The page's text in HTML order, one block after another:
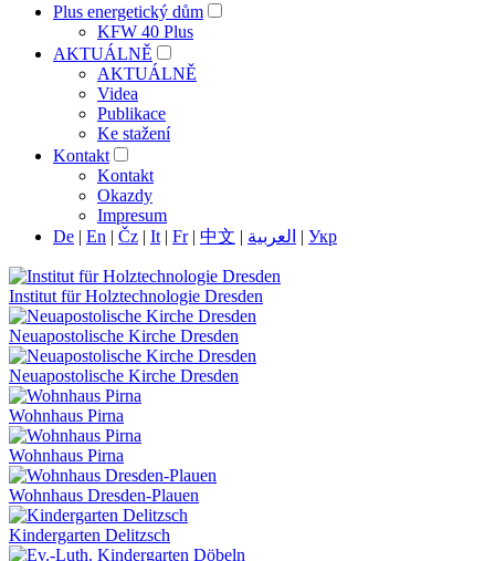
Plus energetický dům
KFW 40 Plus
AKTUÁLNĚ
AKTUÁLNĚ
Videa
Publikace
Ke stažení
Kontakt
Kontakt
Okazdy
Impresum
De | En | Čz | It | Fr| 中文 | العربية | Укр
Institut für Holztechnologie Dresden
Neuapostolische Kirche Dresden
Neuapostolische Kirche Dresden
Wohnhaus Pirna
Wohnhaus Pirna
Wohnhaus Dresden-Plauen
Kindergarten Delitzsch